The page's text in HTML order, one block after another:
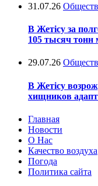
31.07.26
В Жетісу за
105 тысяч тонн
29.07.26
В Жетісу
хищников
Главная
Новости
О Нас
Качество воздуха
Погода
Политика сайта